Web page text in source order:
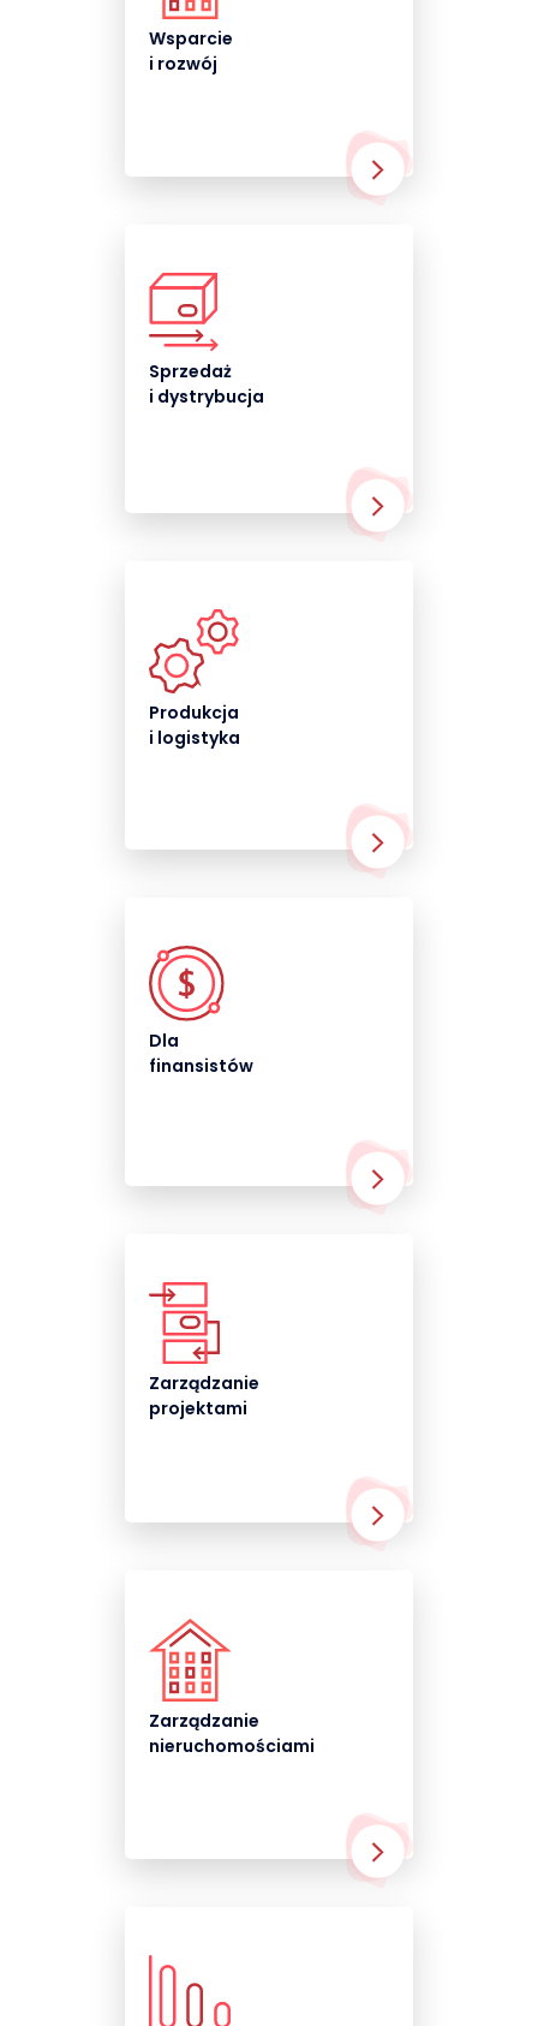
Wsparcie
i rozwój
Sprzedaż
i dystrybucja
Produkcja
i logistyka
Dla
finansistów
Zarządzanie
projektami
Zarządzanie
nieruchomościami